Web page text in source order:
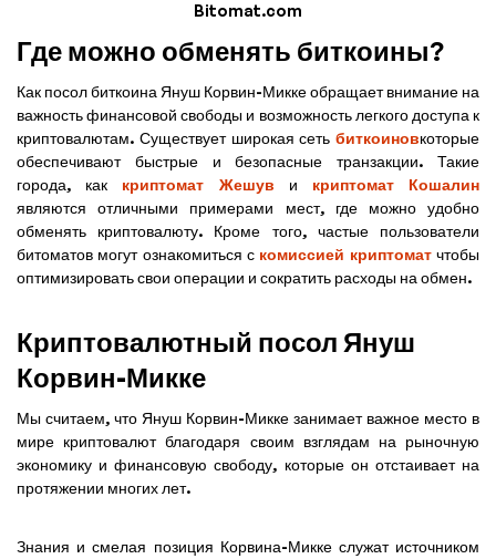
Bitomat.com
Где можно обменять биткоины?
Как посол биткоина Януш Корвин-Микке обращает внимание на
важность финансовой свободы и возможность легкого доступа к
криптовалютам. Существует широкая сеть биткоиновкоторые
обеспечивают быстрые и безопасные транзакции. Такие
города, как криптомат Жешув и криптомат Кошалин
являются отличными примерами мест, где можно удобно
обменять криптовалюту. Кроме того, частые пользователи
битоматов могут ознакомиться с комиссией криптоматчтобы
оптимизировать свои операции и сократить расходы на обмен.
Криптовалютный посол Януш
Корвин-Микке
Мы считаем, что Януш Корвин-Микке занимает важное место в
мире криптовалют благодаря своим взглядам на рыночную
экономику и финансовую свободу, которые он отстаивает на
протяжении многих лет.
Знания и смелая позиция Корвина-Микке служат источником